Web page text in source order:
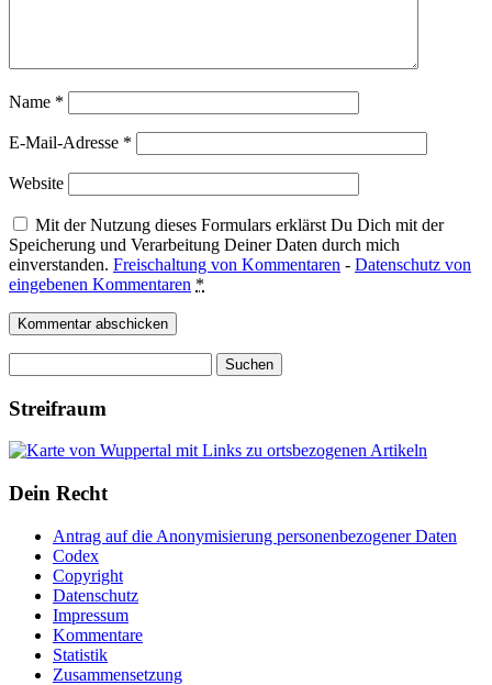
Name *
E-Mail-Adresse *
Website
Mit der Nutzung dieses Formulars erklärst Du Dich mit der
Speicherung und Verarbeitung Deiner Daten durch mich
einverstanden. Freischaltung von Kommentaren - Datenschutz von
eingebenen Kommentaren *
nach:
Streifraum
Dein Recht
Antrag auf die Anonymisierung personenbezogener Daten
Codex
Copyright
Datenschutz
Impressum
Kommentare
Statistik
Zusammensetzung